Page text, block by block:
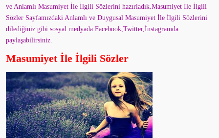
ve Anlamlı Masumiyet İle İlgili Sözlerini hazırladık.Masumiyet İle İlgili
Sözler Sayfamızdaki Anlamlı ve Duygusal Masumiyet İle İlgili Sözlerini
dilediğiniz gibi sosyal medyada Facebook,Twitter,İnstagramda
paylaşabilirsiniz.
Masumiyet İle İlgili Sözler